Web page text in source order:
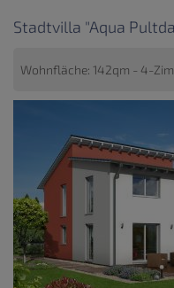
Stadtvilla "Aqua
Wohnfläche: 142qm - 4-